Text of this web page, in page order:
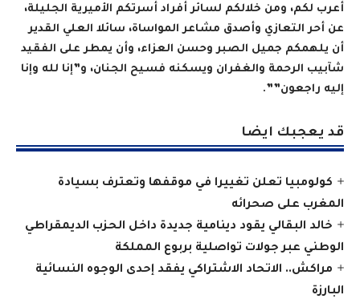
أعرب لكم، ومن خلالكم لسائر أفراد أسرتكم الأميرية الجليلة،
عن أحر التعازي وأصدق مشاعر المواساة، سائلا العلي القدير
أن يلهمكم جميل الصبر وحسن العزاء، وأن يمطر على الفقيد
شآبيب الرحمة والغفران ويسكنه فسيح الجنان، و”إنا لله وإنا
إليه راجعون””.
قد يعجبك ايضا
كولومبيا تعلن تغييرا في موقفها وتعترف بسيادة
المغرب على صحرائه
خالد البقالي يقود دينامية جديدة داخل الحزب الديمقراطي
الوطني عبر جولات تواصلية بربوع المملكة
مراكش.. الاتحاد الاشتراكي يفقد إحدى الوجوه النسائية
البارزة